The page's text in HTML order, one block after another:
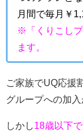
月間で毎月￥
※「くりこし
ます。
ご家族でUQ応援
グループへの加入
しかし 18歳以下